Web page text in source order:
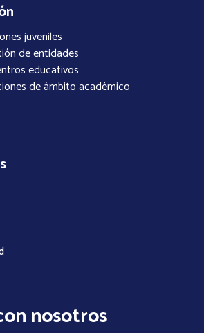
juveniles
de entidades
educativos
de ámbito académico
nosotros